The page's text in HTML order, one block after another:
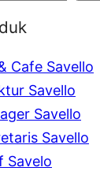
Cafe Savello
Savello
Savello
Savello
Savelo